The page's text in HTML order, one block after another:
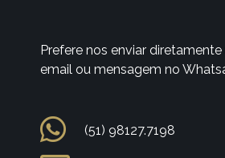
Prefere nos enviar diretamente
email ou mensagem no
(51) 98127.7198